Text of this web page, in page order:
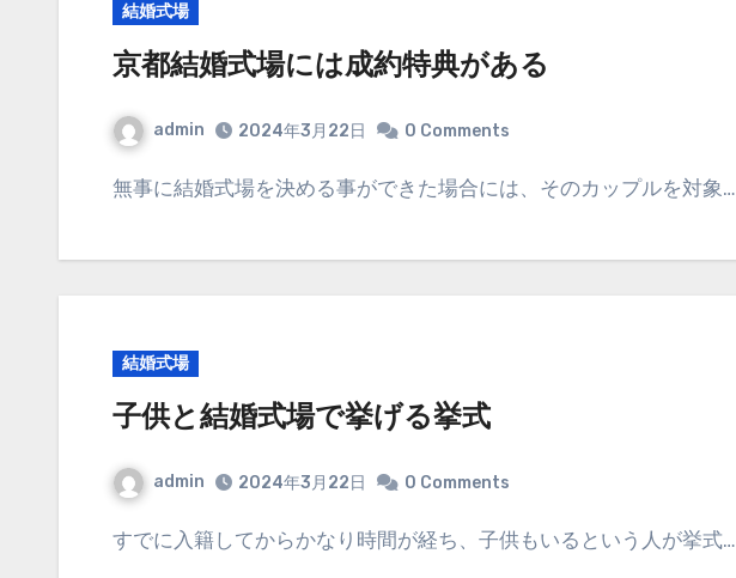
結婚式場
京都結婚式場には成約特典がある
admin 2024年3月22日 0 Comments
無事に結婚式場を決める事ができた場合には、そのカップルを対象…
結婚式場
子供と結婚式場で挙げる挙式
admin 2024年3月22日 0 Comments
すでに入籍してからかなり時間が経ち、子供もいるという人が挙式…